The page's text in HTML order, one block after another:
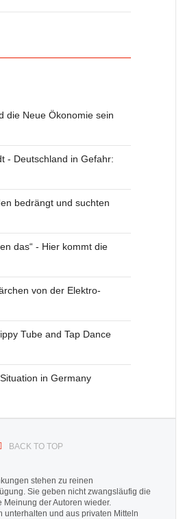
die Neue Ökonomie sein
- Deutschland in Gefahr:
bedrängt und suchten
das“ - Hier kommt die
von der Elektro-
Tube and Tap Dance
in Germany
BACK TO TOP
stehen zu reinen
Sie geben nicht zwangsläufig die
Meinung der Autoren wieder.
unterhalten und aus privaten Mitteln